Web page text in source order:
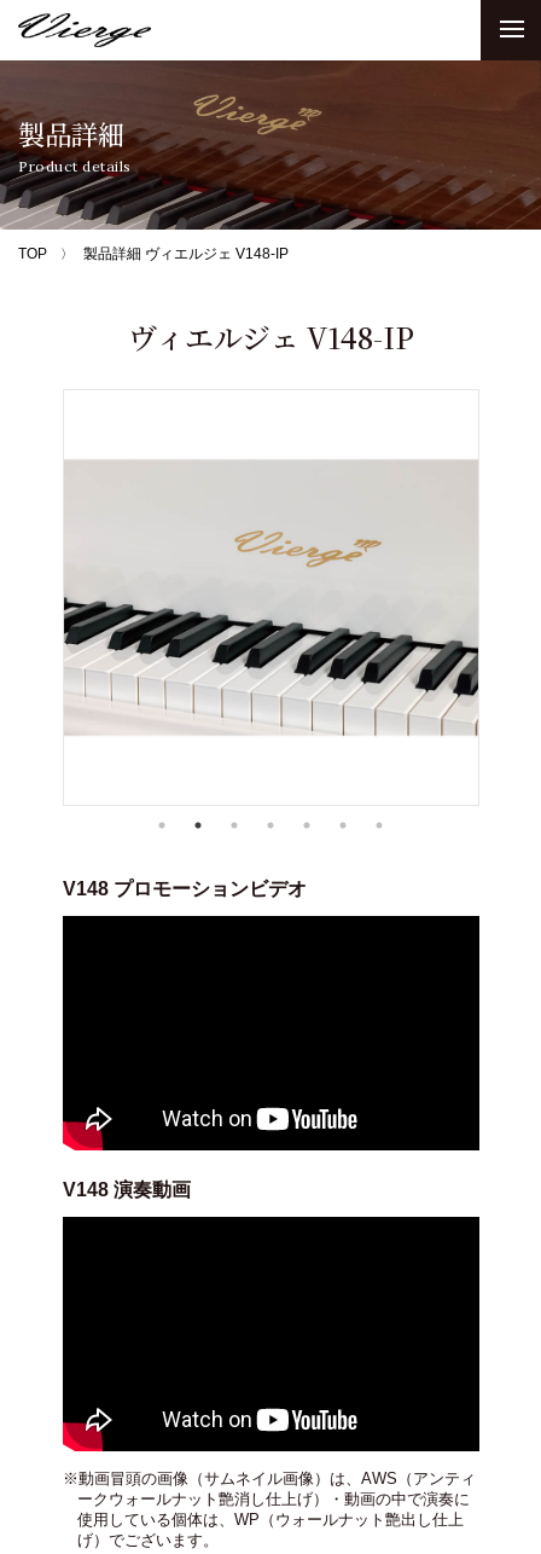
製品詳細
Product details
TOP 製品詳細 ヴィエルジェ V148-IP
ヴィエルジェ V148-IP
V148 プロモーションビデオ
V148 演奏動画
※動画冒頭の画像（サムネイル画像）は、AWS（アンティ
ークウォールナット艶消し仕上げ）・動画の中で演奏に
使用している個体は、WP（ウォールナット艶出し仕上
げ）でございます。